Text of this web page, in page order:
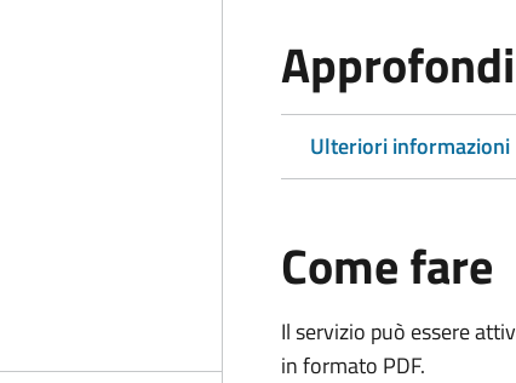
Ulteriori informazioni
Come fare
Il servizio può essere
in formato PDF.